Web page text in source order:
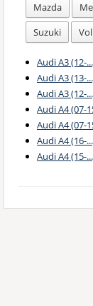
Mazda
Suzuki
Audi A3 (12-
Audi A3 (13-
Audi A3 (12-
Audi A4 (07-
Audi A4 (07-
Audi A4 (16-
Audi A4 (15-